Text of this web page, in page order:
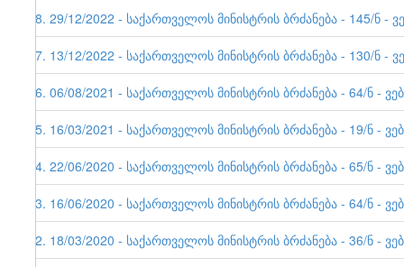
48. 29/12/2022 - საქართველოს მინისტრის ბრძანება - 145/ნ
47. 13/12/2022 - საქართველოს მინისტრის ბრძანება - 130/ნ -
46. 06/08/2021 - საქართველოს მინისტრის ბრძანება - 64/ნ -
45. 16/03/2021 - საქართველოს მინისტრის ბრძანება - 19/ნ -
44. 22/06/2020 - საქართველოს მინისტრის ბრძანება - 65/ნ -
43. 16/06/2020 - საქართველოს მინისტრის ბრძანება - 64/ნ -
42. 18/03/2020 - საქართველოს მინისტრის ბრძანება - 36/ნ -